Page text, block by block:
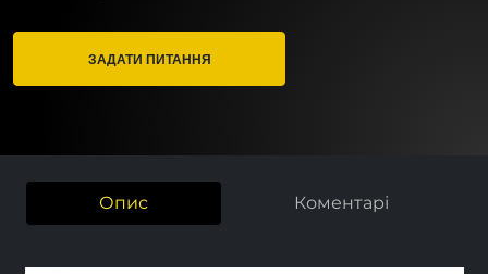
ЗАДАТИ ПИТАННЯ
Опис Коментарі